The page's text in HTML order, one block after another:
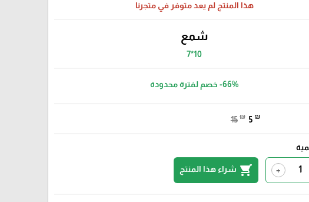
هذا المنتج لم يعد متوفر في متجرنا
شمع
10*7
-66%خصم لفترة محدودة
15 ₪ 5 ₪
+
shopping_cart شراء هذا المنتج